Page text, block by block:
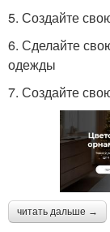
5. Создайте
6. Сделайте
одежды
7. Создайте
читать дальше →